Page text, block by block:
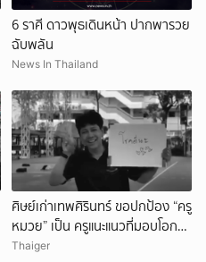
6 ราศี ดาวพุธเดินหน้า ปากพารวย
ฉับพลัน
News In Thailand
ศิษย์เก่าเทพศิรินทร์ ขอปกป้อง “ครู
หมวย” เป็น ครูแนะแนวที่มอบโอกาส
ให้เด็กเสมอ
Thaiger